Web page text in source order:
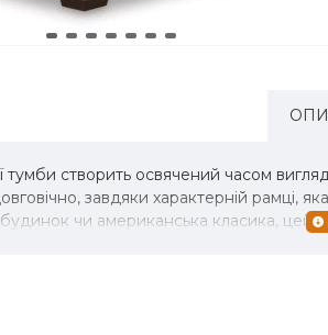
створить освячений часом
завдяки характерній рамці,
чи американська класика, цей